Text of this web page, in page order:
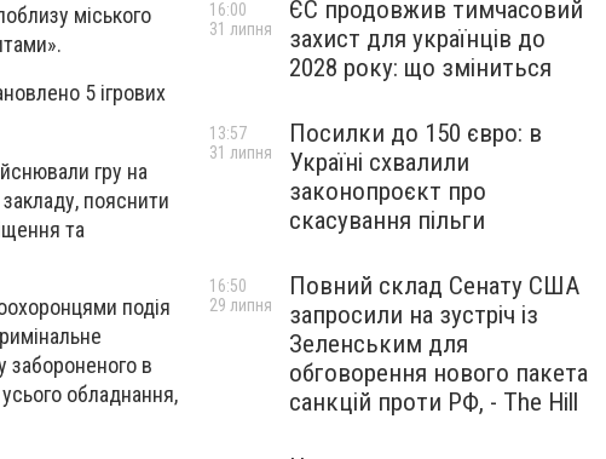
міського
5 ігрових
гру на
пояснити
та
подія
забороненого в
обладнання,
ЄС продовжив тимчасовий
захист для українців до
2028 року: що зміниться
16:00
31 липня
Посилки до 150 євро: в
Україні схвалили
законопроєкт про
скасування пільги
13:57
31 липня
Повний склад Сенату США
запросили на зустріч із
Зеленським для
обговорення нового пакета
санкцій проти РФ, - The Hill
16:50
29 липня